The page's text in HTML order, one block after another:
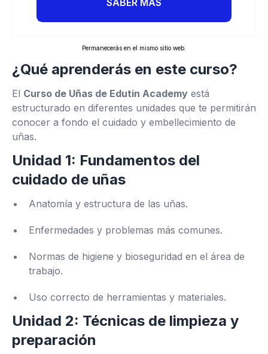
SABER MÁS
Permanecerás en el mismo sitio web.
¿Qué aprenderás en este curso?
El Curso de Uñas de Edutin Academy está
estructurado en diferentes unidades que te permitirán
conocer a fondo el cuidado y embellecimiento de
uñas.
Unidad 1: Fundamentos del
cuidado de uñas
Anatomía y estructura de las uñas.
Enfermedades y problemas más comunes.
Normas de higiene y bioseguridad en el área de
trabajo.
Uso correcto de herramientas y materiales.
Unidad 2: Técnicas de limpieza y
preparación